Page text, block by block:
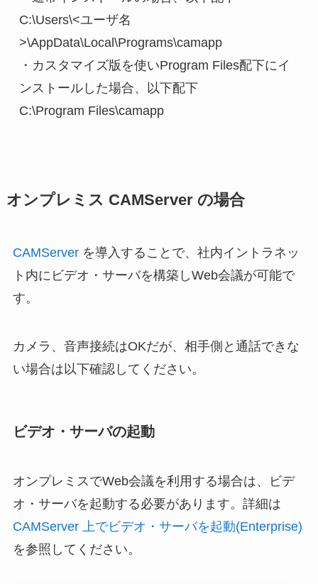
C:\Users\<ユーザ名
>\AppData\Local\Programs\camapp
・カスタマイズ版を使いProgram Files配下にイ
ンストールした場合、以下配下
C:\Program Files\camapp
オンプレミス CAMServer の場合
CAMServerを導入することで、社内イントラネッ
ト内にビデオ・サーバを構築しWeb会議が可能で
す。
カメラ、音声接続はOKだが、相手側と通話できな
い場合は以下確認してください。
ビデオ・サーバの起動
オンプレミスでWeb会議を利用する場合は、ビデ
オ・サーバを起動する必要があります。詳細は
CAMServer 上でビデオ・サーバを起動(Enterprise)
を参照してください。